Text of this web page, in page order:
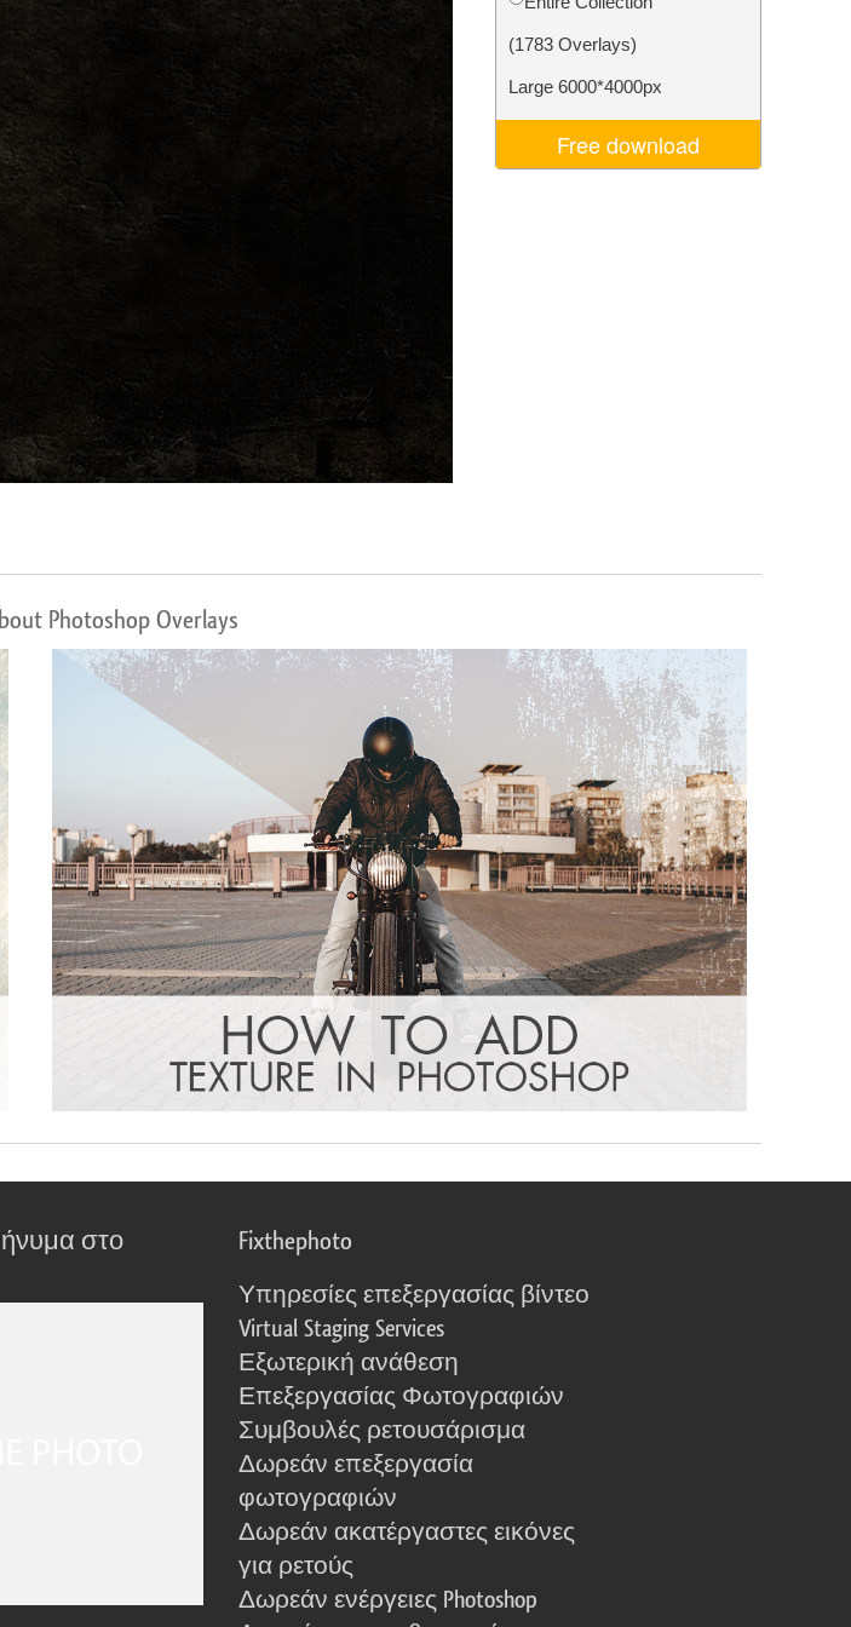
Δεδομένα Εκπαίδευσης AI
(1783 Overlays)
Large 6000*4000px
Free download
Photoshop Overlays
στο
Fixthephoto
Υπηρεσίες επεξεργασίας βίντεο
Virtual Staging Services
Εξωτερική ανάθεση
Επεξεργασίας Φωτογραφιών
Συμβουλές ρετουσάρισμα
Δωρεάν επεξεργασία
φωτογραφιών
Δωρεάν ακατέργαστες εικόνες
για ρετούς
Δωρεάν ενέργειες Photoshop